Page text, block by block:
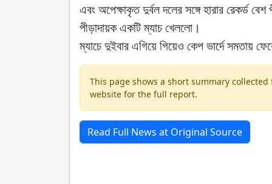
এবং অপেক্ষাকৃত দুর্বল দলের সঙ্গে হারার রেকর্ড বেশ
পীড়াদায়ক একটি ম্যাচ খেললো।
ম্যাচে দুইবার এগিয়ে গিয়েও কেপ ভার্দে সমতায়
This page shows a short summary
website for the full report.
Read Full News at Original Source